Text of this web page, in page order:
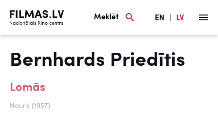
Meklēt EN LV
Bernhards Priedītis
Lomās
Nauris (1957)